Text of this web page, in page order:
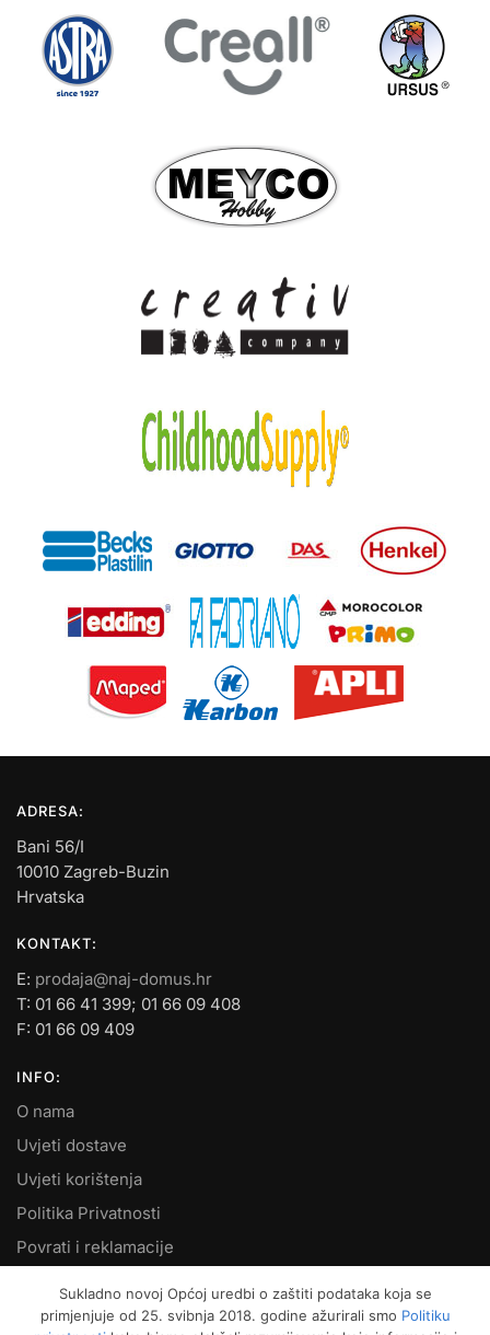
ADRESA:
Bani 56/I
10010 Zagreb-Buzin
Hrvatska
KONTAKT:
E: prodaja@naj-domus.hr
T: 01 66 41 399; 01 66 09 408
F: 01 66 09 409
INFO:
O nama
Uvjeti dostave
Uvjeti korištenja
Politika Privatnosti
Povrati i reklamacije
MOJ RAČUN:
Sukladno novoj Općoj uredbi o zaštiti podataka koja se
primjenjuje od 25. svibnja 2018. godine ažurirali smo Politiku